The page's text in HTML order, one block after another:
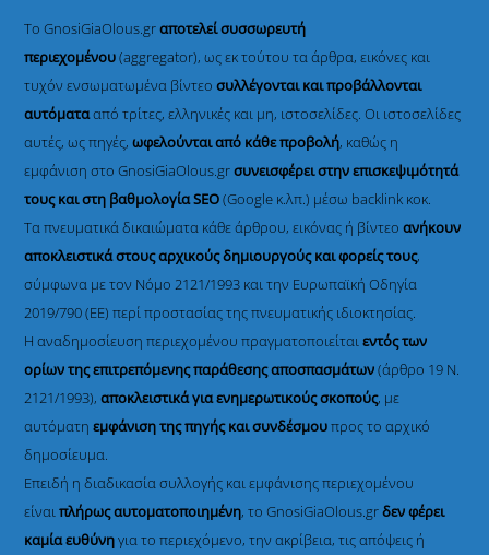
Το GnosiGiaOlous.grαποτελεί συσσωρευτή
περιεχομένου(aggregator), ως εκ τούτου τα άρθρα, εικόνες και
τυχόν ενσωματωμένα βίντεοσυλλέγονται και προβάλλονται
αυτόματααπό τρίτες, ελληνικές και μη, ιστοσελίδες. Οι ιστοσελίδες
αυτές, ως πηγές,ωφελούνται από κάθε προβολή, καθώς η
εμφάνιση στο GnosiGiaOlous.grσυνεισφέρει στην επισκεψιμότητά
τους και στη βαθμολογία SEO(Google κ.λπ.) μέσω backlink κοκ.
Τα πνευματικά δικαιώματα κάθε άρθρου, εικόνας ή βίντεοανήκουν
αποκλειστικά στους αρχικούς δημιουργούς και φορείς τους,
σύμφωνα με τον Νόμο 2121/1993 και την Ευρωπαϊκή Οδηγία
2019/790 (ΕΕ) περί προστασίας της πνευματικής ιδιοκτησίας.
Η αναδημοσίευση περιεχομένου πραγματοποιείταιεντός των
ορίων της επιτρεπόμενης παράθεσης αποσπασμάτων(άρθρο 19 Ν.
2121/1993), αποκλειστικά για ενημερωτικούς σκοπούς, με
αυτόματηεμφάνιση της πηγής και συνδέσμουπρος το αρχικό
δημοσίευμα.
Επειδή η διαδικασία συλλογής και εμφάνισης περιεχομένου
είναιπλήρως αυτοματοποιημένη, το GnosiGiaOlous.grδεν φέρει
καμία ευθύνηγια το περιεχόμενο, την ακρίβεια, τις απόψεις ή